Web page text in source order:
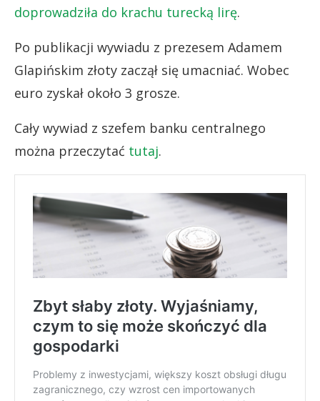
doprowadziła do krachu turecką lirę.
Po publikacji wywiadu z prezesem Adamem
Glapińskim złoty zaczął się umacniać. Wobec
euro zyskał około 3 grosze.
Cały wywiad z szefem banku centralnego
można przeczytać tutaj.